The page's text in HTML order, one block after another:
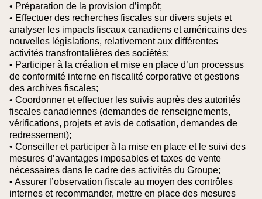
• Préparation de la provision d’impôt;
• Effectuer des recherches fiscales sur divers sujets et
analyser les impacts fiscaux canadiens et américains des
nouvelles législations, relativement aux différentes
activités transfrontalières des sociétés;
• Participer à la création et mise en place d’un processus
de conformité interne en fiscalité corporative et gestions
des archives fiscales;
• Coordonner et effectuer les suivis auprès des autorités
fiscales canadiennes (demandes de renseignements,
vérifications, projets et avis de cotisation, demandes de
redressement);
• Conseiller et participer à la mise en place et le suivi des
mesures d’avantages imposables et taxes de vente
nécessaires dans le cadre des activités du Groupe;
• Assurer l’observation fiscale au moyen des contrôles
internes et recommander, mettre en place des mesures